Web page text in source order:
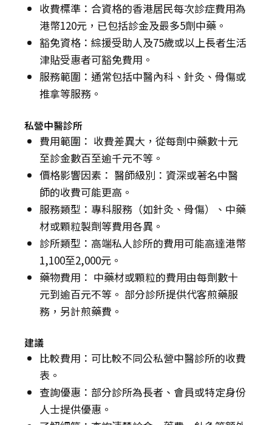
收費標準：合資格的香港居民每次診症費用為
港幣120元，已包括診金及最多5劑中藥。
豁免資格：綜援受助人及75歲或以上長者生活
津貼受惠者可豁免費用。
服務範圍：通常包括中醫內科、針灸、骨傷或
推拿等服務。
私營中醫診所
費用範圍： 收費差異大，從每劑中藥數十元
至診金數百至逾千元不等。
價格影響因素： 醫師級別：資深或著名中醫
師的收費可能更高。
服務類型：專科服務（如針灸、骨傷）、中藥
材或顆粒製劑等費用各異。
診所類型：高端私人診所的費用可能高達港幣
1,100至2,000元。
藥物費用： 中藥材或顆粒的費用由每劑數十
元到逾百元不等。 部分診所提供代客煎藥服
務，另計煎藥費。
建議
比較費用：可比較不同公私營中醫診所的收費
表。
查詢優惠：部分診所為長者、會員或特定身份
人士提供優惠。